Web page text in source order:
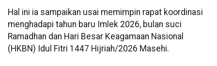
Hal ini ia sampaikan usai memimpin rapat koordinasi
menghadapi tahun baru Imlek 2026, bulan suci
Ramadhan dan Hari Besar Keagamaan Nasional
(HKBN) Idul Fitri 1447 Hijriah/2026 Masehi.